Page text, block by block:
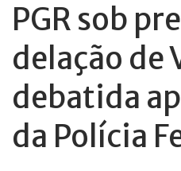
PGR sob
delação de
debatida
da Polícia